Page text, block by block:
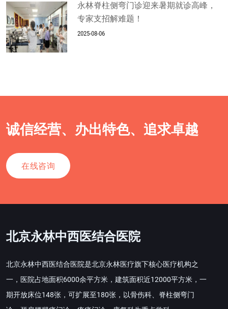
永林脊柱侧弯门诊迎来暑期就诊高峰，
专家支招解难题！
2025-08-06
诚信经营、办出特色、追求卓越
在线咨询
北京永林中西医结合医院
北京永林中西医结合医院是北京永林医疗旗下核心医疗机构之
一，医院占地面积6000余平方米，建筑面积近12000平方米，一
期开放床位148张，可扩展至180张，以骨伤科、脊柱侧弯门